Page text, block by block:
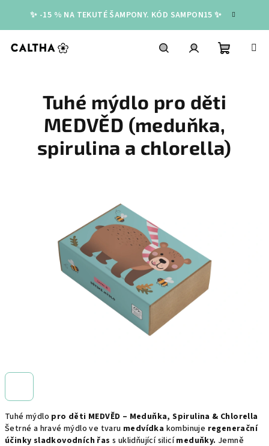
obsah
✨ -15 % NA TEKUTÉ ŠAMPONY. KÓD SAMPON15 ✨
košík
Tuhé mýdlo pro děti MEDVĚD – Meduňka, Spirulina & Chlorella
Šetrné a hravé mýdlo ve tvaru medvídka kombinuje regenerační
účinky sladkovodních řas s uklidňující silicímeduňky. Jemně
Tuhé mýdlo pro děti
MEDVĚD (meduňka,
spirulina a chlorella)